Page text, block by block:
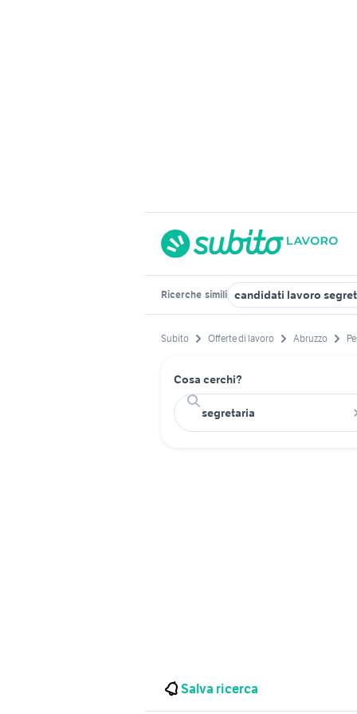
Ricerche simili candidati lavoro
Subito Offerte di lavoro Abruzzo
Cosa cerchi?
Salva ricerca